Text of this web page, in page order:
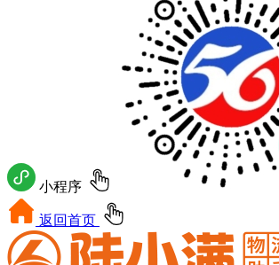
小程序
返回首页